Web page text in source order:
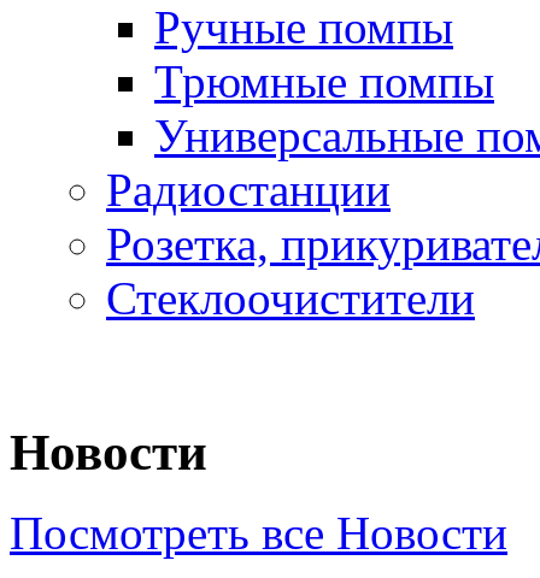
Ручные помпы
Трюмные помпы
Универсальные
Радиостанции
Розетка,
Стеклоочистители
Новости
Посмотреть все Новости